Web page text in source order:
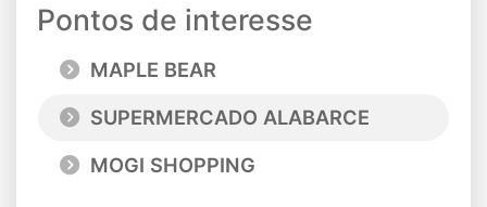
Pontos de interesse
MAPLE BEAR
SUPERMERCADO ALABARCE
MOGI SHOPPING